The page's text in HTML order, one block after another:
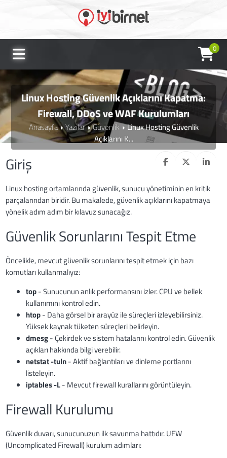
0
Linux Hosting Güvenlik Açıklarını Kapatma:
Firewall, DDoS ve WAF Kurulumları
Anasayfa Yazılar Güvenlik
Linux Hosting Güvenlik
Açıklarını K...
Giriş
Linux hosting ortamlarında güvenlik, sunucu yönetiminin en kritik
parçalarından biridir. Bu makalede, güvenlik açıklarını kapatmaya
yönelik adım adım bir kılavuz sunacağız.
Güvenlik Sorunlarını Tespit Etme
Öncelikle, mevcut güvenlik sorunlarını tespit etmek için bazı
komutları kullanmalıyız:
top- Sunucunun anlık performansını izler. CPU ve bellek
kullanımını kontrol edin.
htop- Daha görsel bir arayüz ile süreçleri izleyebilirsiniz.
Yüksek kaynak tüketen süreçleri belirleyin.
dmesg- Çekirdek ve sistem hatalarını kontrol edin. Güvenlik
açıkları hakkında bilgi verebilir.
netstat -tuln- Aktif bağlantıları ve dinleme portlarını
listeleyin.
iptables -L- Mevcut firewall kurallarını görüntüleyin.
Firewall Kurulumu
Güvenlik duvarı, sunucunuzun ilk savunma hattıdır. UFW
(Uncomplicated Firewall) kurulum adımları: